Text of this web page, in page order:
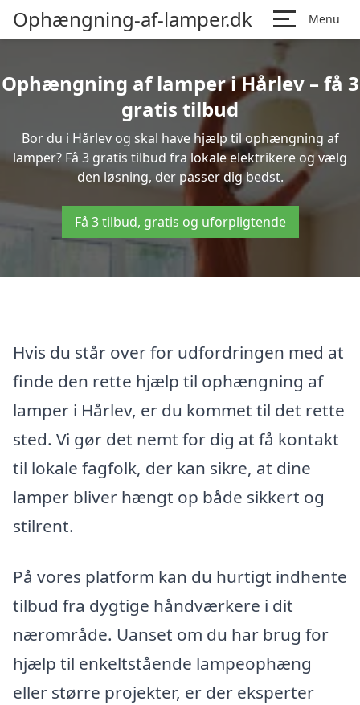
Ophængning-af-lamper.dk Menu
Ophængning af lamper i Hårlev – få 3
gratis tilbud
Bor du i Hårlev og skal have hjælp til ophængning af
lamper? Få 3 gratis tilbud fra lokale elektrikere og vælg
den løsning, der passer dig bedst.
Få 3 tilbud, gratis og uforpligtende
Hvis du står over for udfordringen med at
finde den rette hjælp til ophængning af
lamper i Hårlev, er du kommet til det rette
sted. Vi gør det nemt for dig at få kontakt
til lokale fagfolk, der kan sikre, at dine
lamper bliver hængt op både sikkert og
stilrent.
På vores platform kan du hurtigt indhente
tilbud fra dygtige håndværkere i dit
nærområde. Uanset om du har brug for
hjælp til enkeltstående lampeophæng
eller større projekter, er der eksperter